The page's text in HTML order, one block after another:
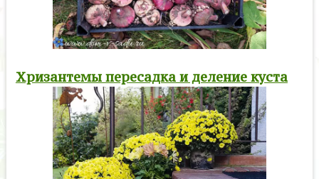
Хризантемы пересадка и деление куста